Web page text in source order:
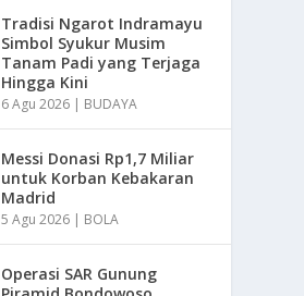
Tradisi Ngarot Indramayu
Simbol Syukur Musim
Tanam Padi yang Terjaga
Hingga Kini
6 Agu 2026 | BUDAYA
Messi Donasi Rp1,7 Miliar
untuk Korban Kebakaran
Madrid
5 Agu 2026 | BOLA
Operasi SAR Gunung